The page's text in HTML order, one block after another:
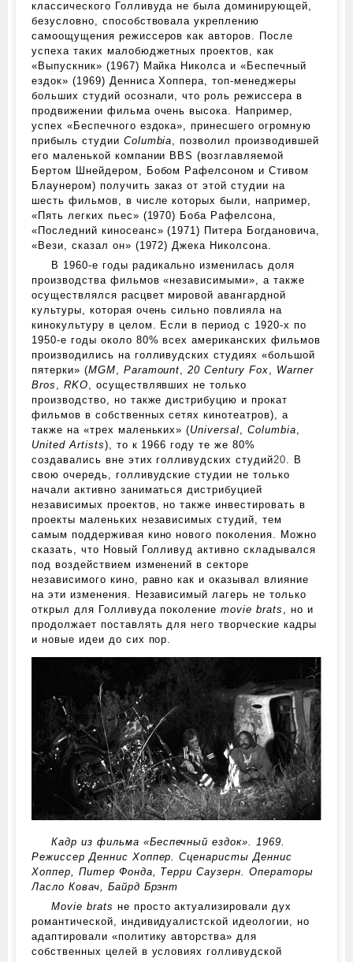
классического Голливуда не была доминирующей,
безусловно, способствовала укреплению
самоощущения режиссеров как авторов. После
успеха таких малобюджетных проектов, как
«Выпускник» (1967) Майка Николса и «Беспечный
ездок» (1969) Денниса Хоппера, топ-менеджеры
больших студий осознали, что роль режиссера в
продвижении фильма очень высока. Например,
успех «Беспечного ездока», принесшего огромную
прибыль студии Columbia , позволил производившей
его маленькой компании BBS (возглавляемой
Бертом Шнейдером, Бобом Рафелсоном и Стивом
Блаунером) получить заказ от этой студии на
шесть фильмов, в числе которых были, например,
«Пять легких пьес» (1970) Боба Рафелсона,
«Последний киносеанс» (1971) Питера Богдановича,
«Вези, сказал он» (1972) Джека Николсона.
В 1960‑е годы радикально изменилась доля
производства фильмов «независимыми», а также
осуществлялся расцвет мировой авангардной
культуры, которая очень сильно повлияла на
кинокультуру в целом. Если в период с 1920‑х по
1950‑е годы около 80% всех американских фильмов
производились на голливудских студиях «большой
пятерки» (MGM Paramount ,20 Century Fox
Warner
Bros
RKO , осуществлявших не только
производство, но также дистрибуцию и прокат
фильмов в собственных сетях кинотеатров), а
также на «трех маленьких» (Universal ,Columbia
United Artists), то к 1966 году те же 80%
создавались вне этих голливудских студий20 . В
свою очередь, голливудские студии не только
начали активно заниматься дистрибуцией
независимых проектов, но также инвестировать в
проекты маленьких независимых студий, тем
самым поддерживая кино нового поколения. Можно
сказать, что Новый Голливуд активно складывался
под воздействием изменений в секторе
независимого кино, равно как и оказывал влияние
на эти изменения. Независимый лагерь не только
открыл для Голливуда поколениеmovie brats
, но и
продолжает поставлять для него творческие кадры
и новые идеи до сих пор.
Кадр из фильма «Беспечный ездок». 1969.
Режиссер Деннис Хоппер. Сценаристы Деннис
Хоппер, Питер Фонда, Терри Саузерн. Операторы
Ласло Ковач, Байрд Брэнт
Movie brats не просто актуализировали дух
романтической, индивидуалистской идеологии, но
адаптировали «политику авторства» для
собственных целей в условиях голливудской